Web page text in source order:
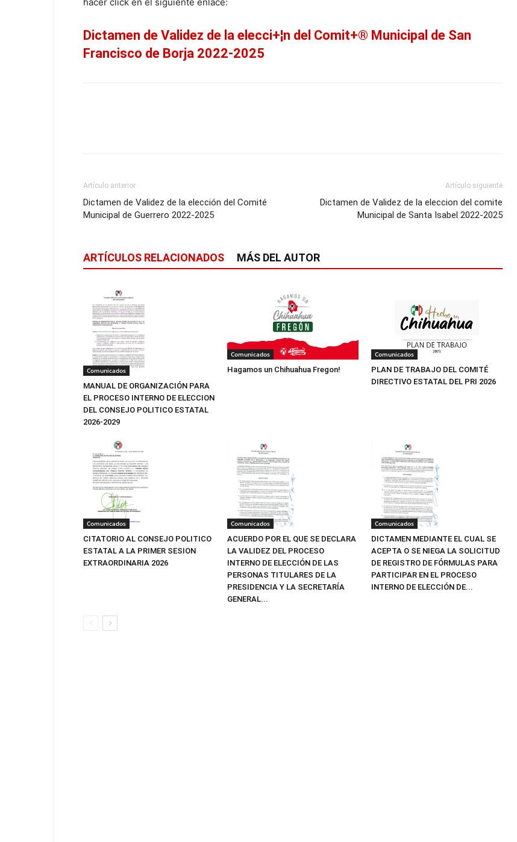
Dictamen de Validez de la elecci+¦n del Comit+® Municipal de San
Francisco de Borja 2022-2025
Artículo anterior
Dictamen de Validez de la elección del Comité
Municipal de Guerrero 2022-2025
Artículo siguiente
Dictamen de Validez de la eleccion del comite
Municipal de Santa Isabel 2022-2025
ARTÍCULOS RELACIONADOS MÁS DEL AUTOR
Comunicados
MANUAL DE ORGANIZACIÓN PARA
EL PROCESO INTERNO DE ELECCION
DEL CONSEJO POLITICO ESTATAL
2026-2029
Comunicados
Hagamos un Chihuahua Fregon!
Comunicados
PLAN DE TRABAJO DEL COMITÉ
DIRECTIVO ESTATAL DEL PRI 2026
Comunicados
CITATORIO AL CONSEJO POLITICO
ESTATAL A LA PRIMER SESION
EXTRAORDINARIA 2026
Comunicados
ACUERDO POR EL QUE SE DECLARA
LA VALIDEZ DEL PROCESO
INTERNO DE ELECCIÓN DE LAS
PERSONAS TITULARES DE LA
PRESIDENCIA Y LA SECRETARÍA
GENERAL...
Comunicados
DICTAMEN MEDIANTE EL CUAL SE
ACEPTA O SE NIEGA LA SOLICITUD
DE REGISTRO DE FÓRMULAS PARA
PARTICIPAR EN EL PROCESO
INTERNO DE ELECCIÓN DE...